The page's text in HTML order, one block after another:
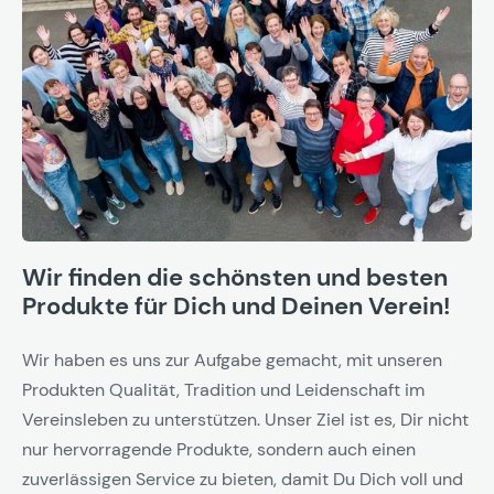
Wir finden die schönsten und besten
Produkte für Dich und Deinen Verein!
Wir haben es uns zur Aufgabe gemacht, mit unseren
Produkten Qualität, Tradition und Leidenschaft im
Vereinsleben zu unterstützen. Unser Ziel ist es, Dir nicht
nur hervorragende Produkte, sondern auch einen
zuverlässigen Service zu bieten, damit Du Dich voll und